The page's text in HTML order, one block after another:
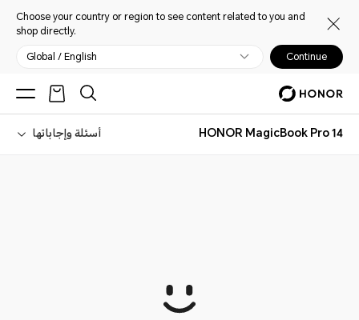
Choose your country or region to see content related to you and
shop directly.
Global / English Continue
HONOR MagicBook Pro 14 أسئلة وإجاباتها